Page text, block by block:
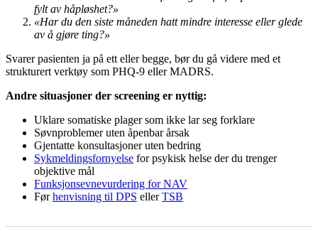
fylt av håpløshet?»
«Har du den siste måneden hatt mindre interesse eller glede
av å gjøre ting?»
Svarer pasienten ja på ett eller begge, bør du gå videre med et
strukturert verktøy som PHQ-9 eller MADRS.
Andre situasjoner der screening er nyttig:
Uklare somatiske plager som ikke lar seg forklare
Søvnproblemer uten åpenbar årsak
Gjentatte konsultasjoner uten bedring
Sykmeldingsfornyelse for psykisk helse der du trenger
objektive mål
Funksjonsevnevurdering for NAV
Førhenvisning til DPS ellerTSB